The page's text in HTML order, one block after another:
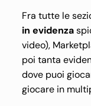
Fra tutte le
in evidenza
video),
poi tanta
dove puoi
giocare in